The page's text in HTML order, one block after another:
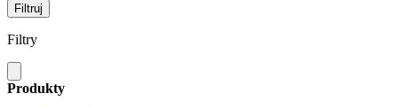
Filtruj
Filtry
Produkty